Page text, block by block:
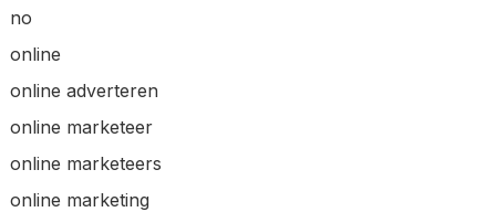
no
online
online adverteren
online marketeer
online marketeers
online marketing